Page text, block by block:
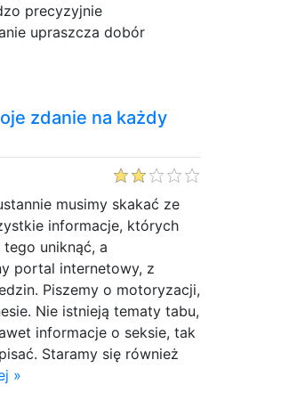
precyzyjnie
upraszcza dobór
zdanie na każdy
musimy skakać ze
informacje, których
uniknąć, a
portal internetowy, z
Piszemy o motoryzacji,
Nie istnieją tematy tabu,
informacje o seksie, tak
Staramy się również
»